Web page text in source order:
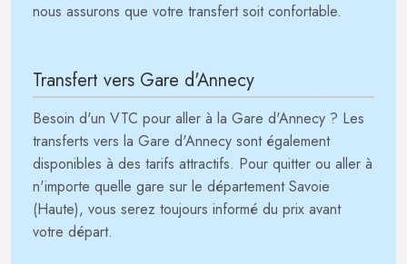
nous assurons que votre transfert soit confortable.
Transfert vers Gare d'Annecy
Besoin d'un VTC pour aller à la Gare d'Annecy ? Les
transferts vers la Gare d'Annecy sont également
disponibles à des tarifs attractifs. Pour quitter ou aller à
n'importe quelle gare sur le département Savoie
(Haute), vous serez toujours informé du prix avant
votre départ.